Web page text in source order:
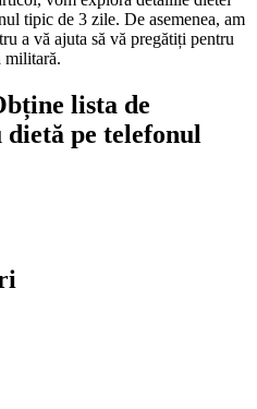
tipic de 3 zile. De asemenea, am
a vă ajuta să vă pregătiți pentru
militară.
lista de
pe telefonul